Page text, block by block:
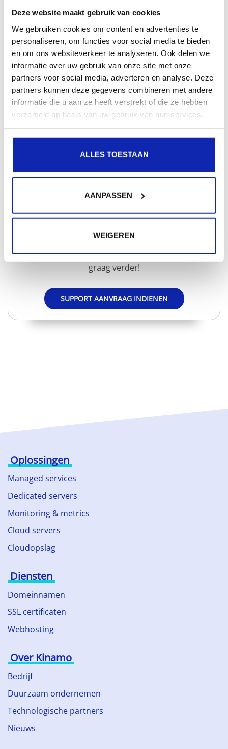
Deze website maakt gebruik van cookies
We gebruiken cookies om content en advertenties te
personaliseren, om functies voor social media te bieden
en om ons websiteverkeer te analyseren. Ook delen we
informatie over uw gebruik van onze site met onze
partners voor social media, adverteren en analyse. Deze
partners kunnen deze gegevens combineren met andere
informatie die u aan ze heeft verstrekt of die ze hebben
verzameld op basis van uw gebruik van hun services.
ALLES TOESTAAN
AANPASSEN
WEIGEREN
Extra hulp nodig?
Geen nood, via een support aanvraag helpen wij u
graag verder!
SUPPORT AANVRAAG INDIENEN
Oplossingen
Managed services
Dedicated servers
Monitoring & metrics
Cloud servers
Cloudopslag
Diensten
Domeinnamen
SSL certificaten
Webhosting
Over Kinamo
Bedrijf
Duurzaam ondernemen
Technologische partners
Nieuws